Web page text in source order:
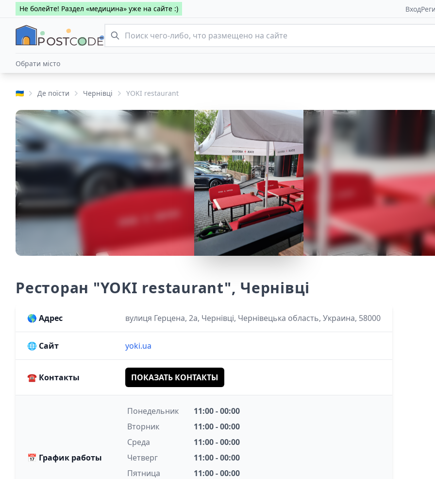
Не болейте! Раздел «медицина» уже на сайте :) Вход
Обрати місто
🇺🇦 Де поїсти Чернівці YOKI restaurant
Ресторан "YOKI restaurant", Чернівці
🌎 Адрес вулиця Герцена, 2а, Чернівці, Чернівецька область, Украина, 58000
🌐 Сайт yoki.ua
☎️ Контакты ПОКАЗАТЬ КОНТАКТЫ
📅 График работы
Понедельник
11:00 - 00:00
Вторник
11:00 - 00:00
Среда
11:00 - 00:00
Четверг
11:00 - 00:00
Пятница
11:00 - 00:00